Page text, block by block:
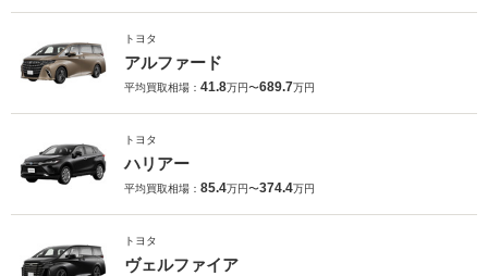
トヨタ
アルファード
平均買取相場： 41.8万円〜689.7万円
トヨタ
ハリアー
平均買取相場： 85.4万円〜374.4万円
トヨタ
ヴェルファイア